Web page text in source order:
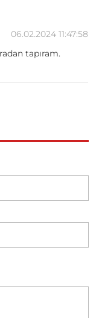
06.02.2024 11:47:58
tapıram.